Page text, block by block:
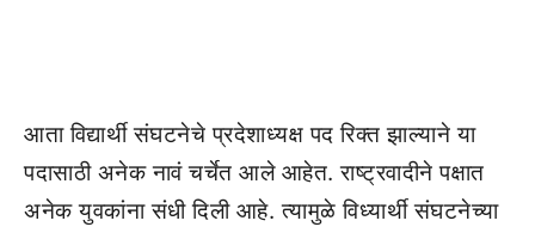
आता विद्यार्थी संघटनेचे प्रदेशाध्यक्ष पद रिक्त झाल्याने या
पदासाठी अनेक नावं चर्चेत आले आहेत. राष्ट्रवादीने पक्षात
अनेक युवकांना संधी दिली आहे. त्यामुळे विध्यार्थी संघटनेच्या